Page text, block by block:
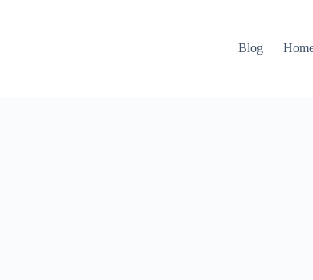
Blog